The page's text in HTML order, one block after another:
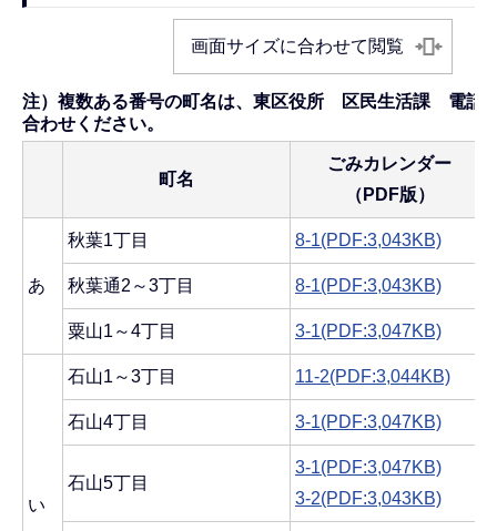
画面サイズに合わせて閲覧
注）複数ある番号の町名は、東区役所 区民生活課 電話
合わせください。
町名
ごみカレンダー
（PDF版）
あ
秋葉1丁目 8-1(PDF:3,043KB)
秋葉通2～3丁目 8-1(PDF:3,043KB)
粟山1～4丁目 3-1(PDF:3,047KB)
い
石山1～3丁目 11-2(PDF:3,044KB)
石山4丁目 3-1(PDF:3,047KB)
石山5丁目
3-1(PDF:3,047KB)
3-2(PDF:3,043KB)